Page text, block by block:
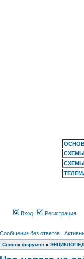
Вход Регистрация
Сообщения без ответов |
Список форумов »